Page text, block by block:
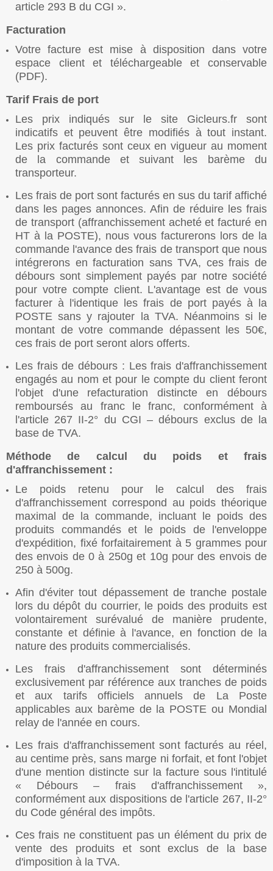
article 293 B du CGI ».
Facturation
Votre facture est mise à disposition dans votre
espace client et téléchargeable et conservable
(PDF).
Tarif Frais de port
Les prix indiqués sur le site Gicleurs.fr sont
indicatifs et peuvent être modifiés à tout instant.
Les prix facturés sont ceux en vigueur au moment
de la commande et suivant les barème du
transporteur.
Les frais de port sont facturés en sus du tarif affiché
dans les pages annonces. Afin de réduire les frais
de transport (affranchissement acheté et facturé en
HT à la POSTE), nous vous facturerons lors de la
commande l'avance des frais de transport que nous
intégrerons en facturation sans TVA, ces frais de
débours sont simplement payés par notre société
pour votre compte client. L'avantage est de vous
facturer à l'identique les frais de port payés à la
POSTE sans y rajouter la TVA. Néanmoins si le
montant de votre commande dépassent les 50€,
ces frais de port seront alors offerts.
Les frais de débours : Les frais d'affranchissement
engagés au nom et pour le compte du client feront
l'objet d'une refacturation distincte en débours
remboursés au franc le franc, conformément à
l'article 267 II-2° du CGI – débours exclus de la
base de TVA.
Méthode de calcul du poids et frais
d'affranchissement :
Le poids retenu pour le calcul des frais
d'affranchissement correspond au poids théorique
maximal de la commande, incluant le poids des
produits commandés et le poids de l'enveloppe
d'expédition, fixé forfaitairement à 5 grammes pour
des envois de 0 à 250g et 10g pour des envois de
250 à 500g.
Afin d'éviter tout dépassement de tranche postale
lors du dépôt du courrier, le poids des produits est
volontairement surévalué de manière prudente,
constante et définie à l'avance, en fonction de la
nature des produits commercialisés.
Les frais d'affranchissement sont déterminés
exclusivement par référence aux tranches de poids
et aux tarifs officiels annuels de La Poste
applicables aux barème de la POSTE ou Mondial
relay de l'année en cours.
Les frais d'affranchissement sont facturés au réel,
au centime près, sans marge ni forfait, et font l'objet
d'une mention distincte sur la facture sous l'intitulé
« Débours – frais d'affranchissement »,
conformément aux dispositions de l'article 267, II-2°
du Code général des impôts.
Ces frais ne constituent pas un élément du prix de
vente des produits et sont exclus de la base
d'imposition à la TVA.